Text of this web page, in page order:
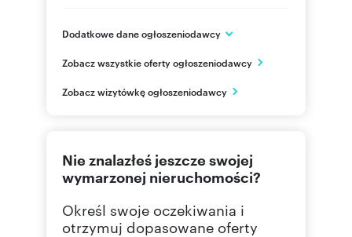
Dodatkowe dane ogłoszeniodawcy
Gorlice
PL
Zobacz wszystkie oferty ogłoszeniodawcy
Zobacz wizytówkę ogłoszeniodawcy
Nie znalazłeś jeszcze swojej
wymarzonej nieruchomości?
Określ swoje oczekiwania i
otrzymuj dopasowane oferty